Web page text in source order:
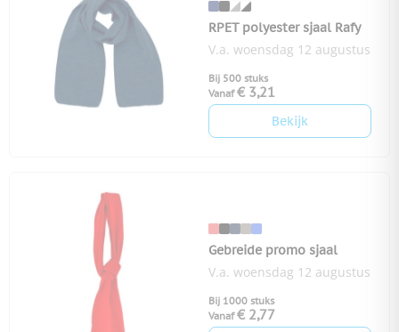
RPET polyester sjaal Rafy
V.a. woensdag 12 augustus
Bij 500 stuks
Vanaf € 3,21
Bekijk
Gebreide promo sjaal
V.a. woensdag 12 augustus
Bij 1000 stuks
Vanaf € 2,77